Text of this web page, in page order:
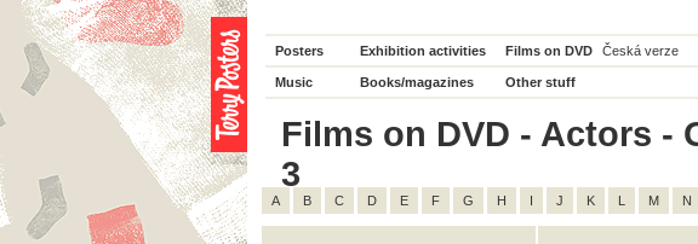
Posters Exhibition activities Films on DVD Česká verze
Music Books/magazines Other stuff
Films on DVD - Actors -
3
A B C D E F G H I J K L M N